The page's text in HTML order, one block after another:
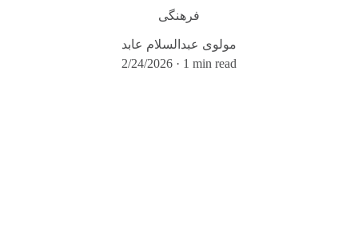
فرهنگی
مولوی عبدالسلام عابد
2/24/2026
1 min read